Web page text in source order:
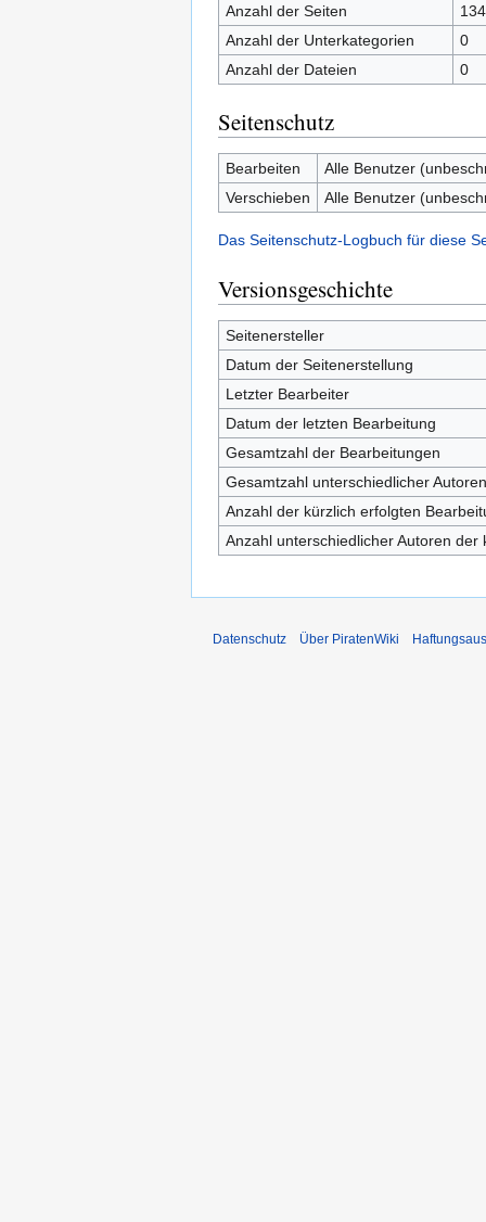
Anzahl der Seiten
134
Anzahl der Unterkategorien
0
Anzahl der Dateien
0
Seitenschutz
Bearbeiten
Alle Benutzer
Verschieben
Alle Benutzer
Das Seitenschutz-Logbuch für diese
Versionsgeschichte
Seitenersteller
Datum der Seitenerstellung
Letzter Bearbeiter
Datum der letzten Bearbeitung
Gesamtzahl der Bearbeitungen
Gesamtzahl unterschiedlicher Autoren
Anzahl der kürzlich erfolgten
Anzahl unterschiedlicher Autoren
Datenschutz Über PiratenWiki